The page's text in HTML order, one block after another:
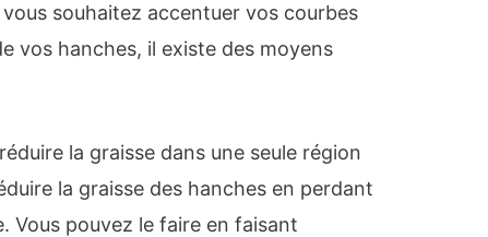
souhaitez accentuer vos courbes
vos hanches, il existe des moyens
la graisse dans une seule région
la graisse des hanches en perdant
Vous pouvez le faire en faisant